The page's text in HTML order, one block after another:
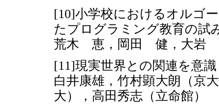
[10]小学校におけるオルゴ
たプログラミング教育の試
荒木 恵，岡田 健，大岩
[11]現実世界との関連を意
白井康雄，竹村顕大朗（京
大），高田秀志（立命館）